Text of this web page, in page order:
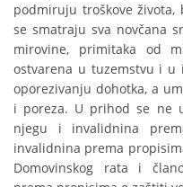
podmiruju troškove života,
se smatraju sva novčana
mirovine, primitaka od
ostvarena u tuzemstvu i u
oporezivanju dohotka, a
i poreza. U prihod se ne
njegu i invalidnina
invalidnina prema
Domovinskog rata i